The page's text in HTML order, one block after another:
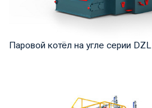
Паровой котёл на угле серии DZL